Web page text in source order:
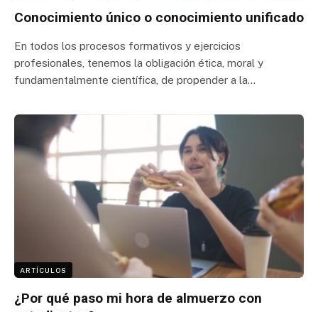
Conocimiento único o conocimiento unificado
En todos los procesos formativos y ejercicios
profesionales, tenemos la obligación ética, moral y
fundamentalmente científica, de propender a la…
ARTÍCULOS
¿Por qué paso mi hora de almuerzo con